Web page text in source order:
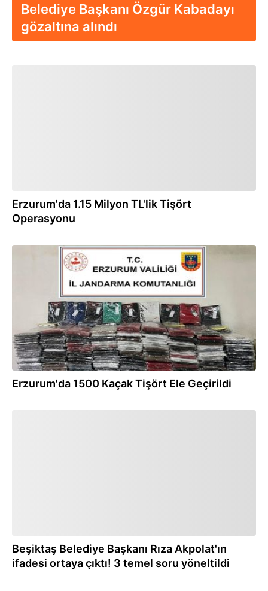
Belediye Başkanı Özgür Kabadayı
gözaltına alındı
Erzurum'da 1.15 Milyon TL'lik Tişört
Operasyonu
06.02.2025
Erzurum'da 1500 Kaçak Tişört Ele Geçirildi
Beşiktaş Belediye Başkanı Rıza Akpolat'ın
ifadesi ortaya çıktı! 3 temel soru yöneltildi